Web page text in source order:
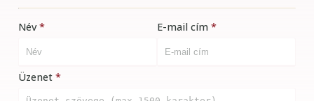
Név E-mail cím
Üzenet